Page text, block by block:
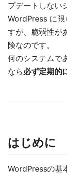
プデートしない
WordPress に
すが、脆弱性が
険なのです。
何のシステムで
なら必ず定期的
はじめに
WordPressの基